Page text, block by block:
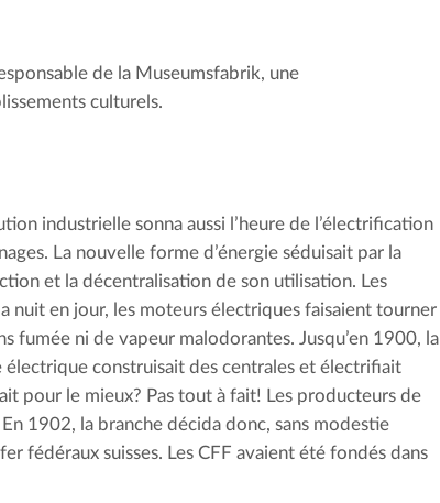
de la Museumsfabrik, une
culturels.
industrielle sonna aussi l’heure de l’électrification
La nouvelle forme d’énergie séduisait par la
et la décentralisation de son utilisation. Les
nuit en jour, les moteurs électriques faisaient tourner
fumée ni de vapeur malodorantes. Jusqu’en 1900, la
construisait des centrales et électrifiait
pour le mieux? Pas tout à fait! Les producteurs de
1902, la branche décida donc, sans modestie
fédéraux suisses. Les CFF avaient été fondés dans